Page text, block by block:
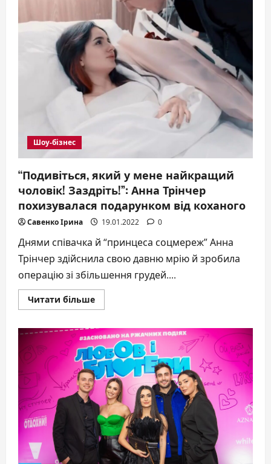
Шоу-бізнес
“Подивіться, який у мене найкращий
чоловік! Заздріть!”: Анна Трінчер
похизувалася подарунком від коханого
Савенко Ірина 19.01.2022 0
Днями співачка й “принцеса соцмереж” Анна
Трінчер здійснила свою давню мрію й зробила
операцію зі збільшення грудей....
Читати більшеДокладніше
про
у
мене
найкращий
чоловік!
Заздріть!”:
Анна
Трінчер
похизувалася
подарунком
від
коханого